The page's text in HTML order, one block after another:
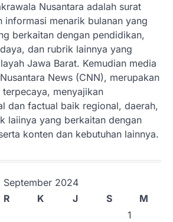
Nusantara adalah surat
informasi menarik bulanan yang
berkaitan dengan pendidikan,
dan rubrik lainnya yang
Jawa Barat. Kemudian media
News (CNN), merupakan
menyajikan
dan factual baik regional, daerah,
laiinya yang berkaitan dengan
konten dan kebutuhan lainnya.
September 2024
R K J S
M
1